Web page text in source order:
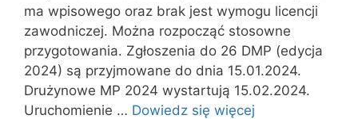
ma wpisowego oraz brak jest wymogu licencji
zawodniczej. Można rozpocząć stosowne
przygotowania. Zgłoszenia do 26 DMP (edycja
2024) są przyjmowane do dnia 15.01.2024.
Drużynowe MP 2024 wystartują 15.02.2024.
Uruchomienie … Dowiedz się więcej